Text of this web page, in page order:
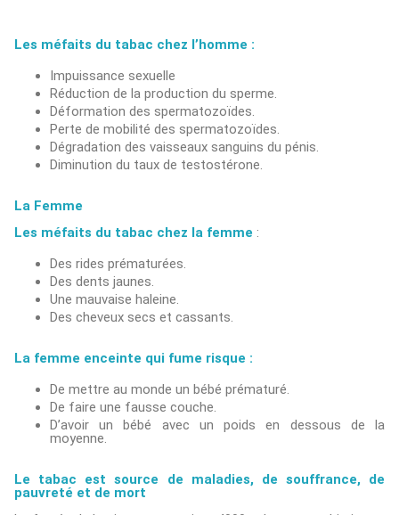
Les méfaits du tabac chez l’homme :
Impuissance sexuelle
Réduction de la production du sperme.
Déformation des spermatozoïdes.
Perte de mobilité des spermatozoïdes.
Dégradation des vaisseaux sanguins du pénis.
Diminution du taux de testostérone.
La Femme
Les méfaits du tabac chez la femme :
Des rides prématurées.
Des dents jaunes.
Une mauvaise haleine.
Des cheveux secs et cassants.
La femme enceinte qui fume risque :
De mettre au monde un bébé prématuré.
De faire une fausse couche.
D’avoir un bébé avec un poids en dessous de la
moyenne.
Le tabac est source de maladies, de souffrance, de
pauvreté et de mort